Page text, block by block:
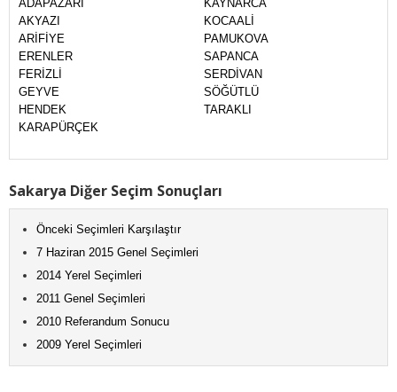
ADAPAZARI
AKYAZI
ARİFİYE
ERENLER
FERİZLİ
GEYVE
HENDEK
KARAPÜRÇEK
KAYNARCA
KOCAALİ
PAMUKOVA
SAPANCA
SERDİVAN
SÖĞÜTLÜ
TARAKLI
Sakarya Diğer Seçim Sonuçları
Önceki Seçimleri Karşılaştır
7 Haziran 2015 Genel Seçimleri
2014 Yerel Seçimleri
2011 Genel Seçimleri
2010 Referandum Sonucu
2009 Yerel Seçimleri